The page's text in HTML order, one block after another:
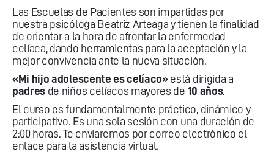
Las Escuelas de Pacientes son impartidas por
nuestra psicóloga Beatriz Arteaga y tienen la finalidad
de orientar a la hora de afrontar la enfermedad
celíaca, dando herramientas para la aceptación y la
mejor convivencia ante la nueva situación.
«Mi hijo adolescente es celíaco»está dirigida a
padres de niños celíacos mayores de 10 años.
El curso es fundamentalmente práctico, dinámico y
participativo. Es una sola sesión con una duración de
2:00 horas. Te enviaremos por correo electrónico el
enlace para la asistencia virtual.